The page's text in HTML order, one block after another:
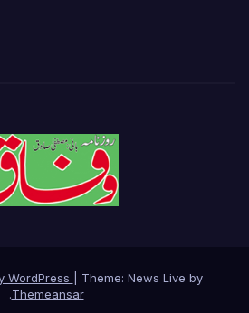
WordPress
Theme: News Live by
Themeansar
.